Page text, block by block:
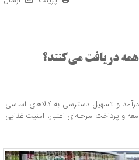
دریافت می‌کنند؟
و تسهیل دسترسی به کالاهای اساسی
و پرداخت مرحله‌ای اعتبار، امنیت غذایی